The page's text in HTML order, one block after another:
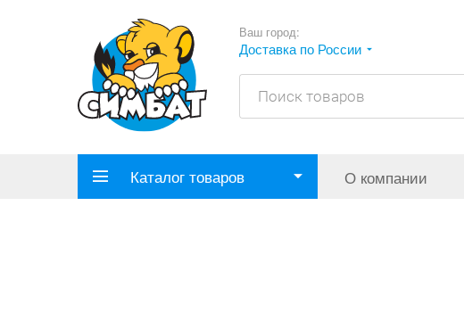
Ваш город:
Доставка по России
Каталог товаров О компании